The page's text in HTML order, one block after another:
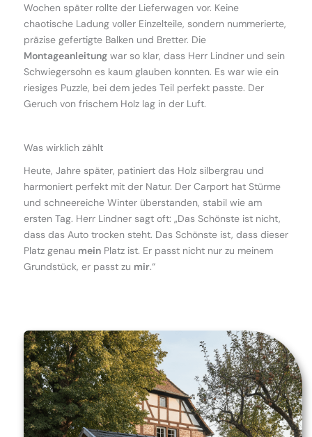
Wochen später rollte der Lieferwagen vor. Keine
chaotische Ladung voller Einzelteile, sondern nummerierte,
präzise gefertigte Balken und Bretter. Die
Montageanleitung war so klar, dass Herr Lindner und sein
Schwiegersohn es kaum glauben konnten. Es war wie ein
riesiges Puzzle, bei dem jedes Teil perfekt passte. Der
Geruch von frischem Holz lag in der Luft.
Was wirklich zählt
Heute, Jahre später, patiniert das Holz silbergrau und
harmoniert perfekt mit der Natur. Der Carport hat Stürme
und schneereiche Winter überstanden, stabil wie am
ersten Tag. Herr Lindner sagt oft: „Das Schönste ist nicht,
dass das Auto trocken steht. Das Schönste ist, dass dieser
Platz genau mein Platz ist. Er passt nicht nur zu meinem
Grundstück, er passt zu mir.“